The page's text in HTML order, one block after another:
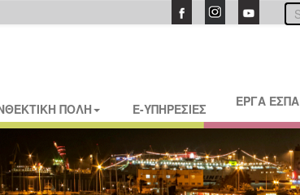
ΠΟΛΗ E-ΥΠΗΡΕΣΙΕΣ ΕΡΓΑ ΕΣΠΑ